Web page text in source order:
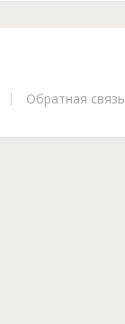
Обратная связь